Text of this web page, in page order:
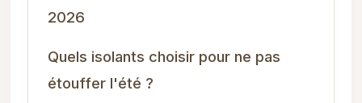
2026
Quels isolants choisir pour ne pas
étouffer l'été ?